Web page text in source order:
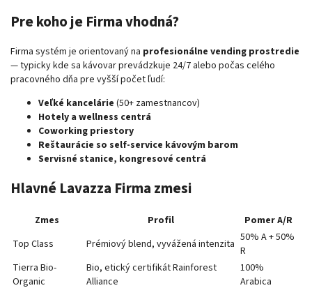
Pre koho je Firma vhodná?
Firma systém je orientovaný na profesionálne vending prostredie
— typicky kde sa kávovar prevádzkuje 24/7 alebo počas celého
pracovného dňa pre vyšší počet ľudí:
Veľké kancelárie (50+ zamestnancov)
Hotely a wellness centrá
Coworking priestory
Reštaurácie so self-service kávovým barom
Servisné stanice, kongresové centrá
Hlavné Lavazza Firma zmesi
Zmes Profil
Pomer A/R
Top Class
Prémiový blend, vyvážená intenzita 50% A + 50%
R
Tierra Bio-
Organic
Bio, etický certifikát Rainforest
Alliance
100%
Arabica